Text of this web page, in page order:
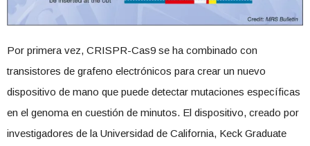
Por primera vez, CRISPR-Cas9 se ha combinado con
transistores de grafeno electrónicos para crear un nuevo
dispositivo de mano que puede detectar mutaciones específicas
en el genoma en cuestión de minutos. El dispositivo, creado por
investigadores de la Universidad de California, Keck Graduate